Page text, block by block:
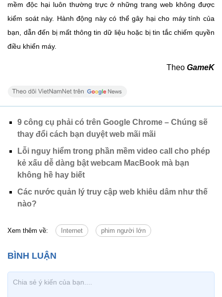
mềm độc hại luôn thường trực ở những trang web không được
kiểm soát này. Hành động này có thể gây hại cho máy tính của
bạn, dẫn đến bị mất thông tin dữ liệu hoặc bị tin tắc chiếm quyền
điều khiển máy.
Theo GameK
9 công cụ phải có trên Google Chrome – Chúng sẽ
thay đổi cách bạn duyệt web mãi mãi
Lỗi nguy hiểm trong phần mềm video call cho phép
kẻ xấu dễ dàng bật webcam MacBook mà bạn
không hề hay biết
Các nước quản lý truy cập web khiêu dâm như thế
nào?
Xem thêm về: Internet phim người lớn